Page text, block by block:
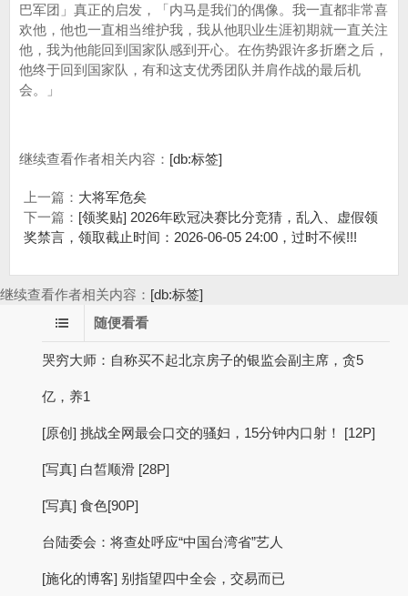
巴军团」真正的启发，「内马是我们的偶像。我一直都非常喜
欢他，他也一直相当维护我，我从他职业生涯初期就一直关注
他，我为他能回到国家队感到开心。在伤势跟许多折磨之后，
他终于回到国家队，有和这支优秀团队并肩作战的最后机
会。」
继续查看作者相关内容： [db:标签]
上一篇： 大将军危矣
下一篇： [领奖贴] 2026年欧冠决赛比分竞猜，乱入、虚假领
奖禁言，领取截止时间：2026-06-05 24:00，过时不候!!!
继续查看作者相关内容： [db:标签]
随便看看
哭穷大师：自称买不起北京房子的银监会副主席，贪5
亿，养1
[原创] 挑战全网最会口交的骚妇，15分钟内口射！ [12P]
[写真] 白皙顺滑 [28P]
[写真] 食色[90P]
台陆委会：将查处呼应“中国台湾省”艺人
[施化的博客] 别指望四中全会，交易而已